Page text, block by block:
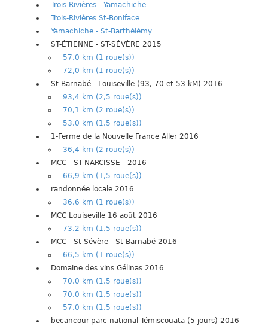
Trois-Rivières - Yamachiche
Trois-Rivières St-Boniface
Yamachiche - St-Barthélémy
ST-ÉTIENNE - ST-SÉVÈRE 2015
57,0 km (1 roue(s))
72,0 km (1 roue(s))
St-Barnabé - Louiseville (93, 70 et 53 kM) 2016
93,4 km (2,5 roue(s))
70,1 km (2 roue(s))
53,0 km (1,5 roue(s))
1-Ferme de la Nouvelle France Aller 2016
36,4 km (2 roue(s))
MCC - ST-NARCISSE - 2016
66,9 km (1,5 roue(s))
randonnée locale 2016
36,6 km (1 roue(s))
MCC Louiseville 16 août 2016
73,2 km (1,5 roue(s))
MCC - St-Sévère - St-Barnabé 2016
66,5 km (1 roue(s))
Domaine des vins Gélinas 2016
70,0 km (1,5 roue(s))
70,0 km (1,5 roue(s))
57,0 km (1,5 roue(s))
becancour-parc national Témiscouata (5 jours) 2016